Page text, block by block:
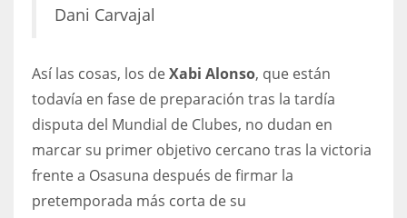
16
OAK
19
Dani Carvajal
Así las cosas, los deXabi Alonso, que están
todavía en fase de preparación tras la tardía
disputa del Mundial de Clubes, no dudan en
marcar su primer objetivo cercano tras la victoria
frente a Osasuna después de firmar la
pretemporada más corta de su